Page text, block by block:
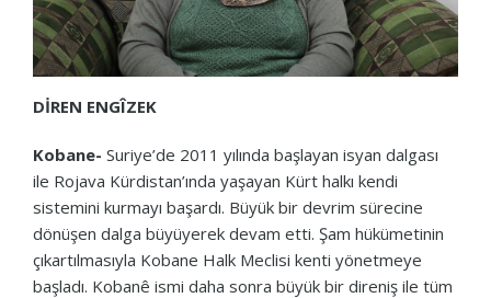
DİREN ENGÎZEK
Kobane- Suriye’de 2011 yılında başlayan isyan dalgası
ile Rojava Kürdistan’ında yaşayan Kürt halkı kendi
sistemini kurmayı başardı. Büyük bir devrim sürecine
dönüşen dalga büyüyerek devam etti. Şam hükümetinin
çıkartılmasıyla Kobane Halk Meclisi kenti yönetmeye
başladı. Kobanê ismi daha sonra büyük bir direniş ile tüm